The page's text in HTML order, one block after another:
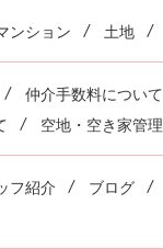
ンション 土地
仲介手数料について
空地・空き家管理
フ紹介 ブログ